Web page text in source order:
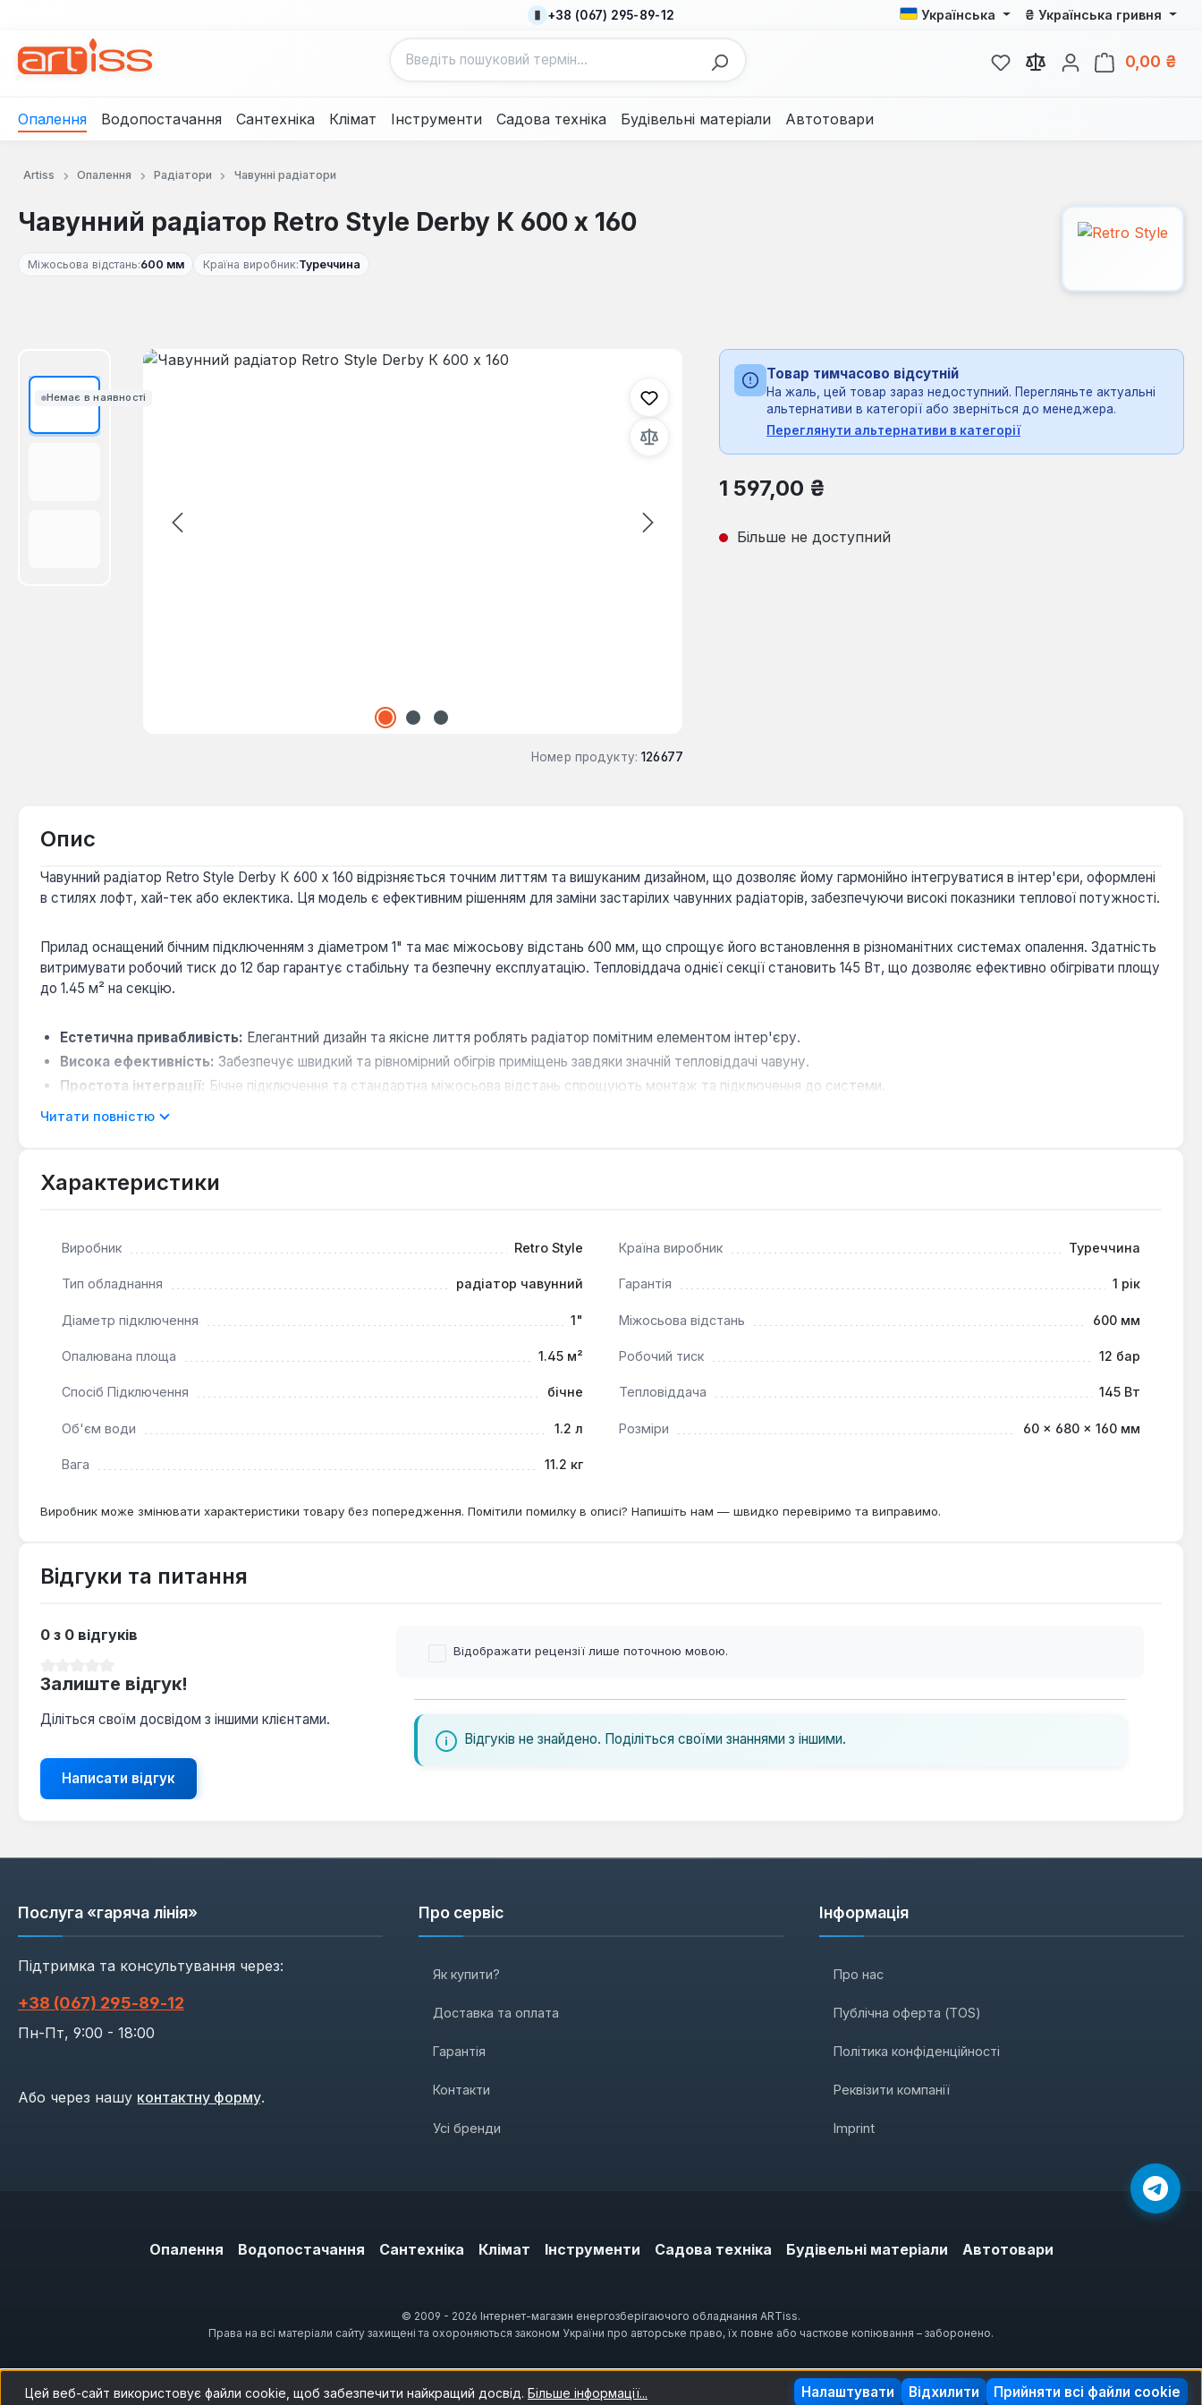
+38 (067) 295-89-12 Українська ₴ Українська гривня
У вас є 0 у списку бажань
0,00 ₴
Опалення Водопостачання Сантехніка Клімат Інструменти Садова техніка Будівельні матеріали Автотовари
Artiss Опалення Радіатори Чавунні радіатори
Чавунний радіатор Retro Style Derby К 600 x 160
Міжосьова відстань:600 мм Країна виробник:Туреччина
Немає в наявності
Пропустити галерею зображень
Номер продукту: 126677
Товар тимчасово відсутній
На жаль, цей товар зараз недоступний. Перегляньте актуальні
альтернативи в категорії або зверніться до менеджера.
Переглянути альтернативи в категорії
Звичайна ціна:
1 597,00 ₴
Більше не доступний
Опис
Чавунний радіатор Retro Style Derby К 600 x 160 відрізняється точним литтям та вишуканим дизайном, що дозволяє йому гармонійно інтегруватися в інтер'єри, оформлені
в стилях лофт, хай-тек або еклектика. Ця модель є ефективним рішенням для заміни застарілих чавунних радіаторів, забезпечуючи високі показники теплової потужності.
Прилад оснащений бічним підключенням з діаметром 1" та має міжосьову відстань 600 мм, що спрощує його встановлення в різноманітних системах опалення. Здатність
витримувати робочий тиск до 12 бар гарантує стабільну та безпечну експлуатацію. Тепловіддача однієї секції становить 145 Вт, що дозволяє ефективно обігрівати площу
до 1.45 м² на секцію.
Естетична привабливість: Елегантний дизайн та якісне лиття роблять радіатор помітним елементом інтер'єру.
Висока ефективність: Забезпечує швидкий та рівномірний обігрів приміщень завдяки значній тепловіддачі чавуну.
Простота інтеграції: Бічне підключення та стандартна міжосьова відстань спрощують монтаж та підключення до системи.
Довговічність та надійність:
вимогами до естетики та ефективності опалення. Він підходить для створення комфортного мікроклімату в просторах з різними архітектурними рішеннями.
Читати повністю
Характеристики
Виробник Retro Style Країна виробник Туреччина
Тип обладнання радіатор чавунний Гарантія 1 рік
Діаметр підключення 1" Міжосьова відстань 600 мм
Опалювана площа 1.45 м² Робочий тиск 12 бар
Спосіб Підключення бічне Тепловіддача 145 Вт
Об'єм води 1.2 л Розміри 60 × 680 × 160 мм
Вага 11.2 кг
Виробник може змінювати характеристики товару без попередження. Помітили помилку в описі? Напишіть нам — швидко перевіримо та виправимо.
Відгуки та питання
0 з 0 відгуків
Залиште відгук!
Діліться своїм досвідом з іншими клієнтами.
Написати відгук
Відображати рецензії лише поточною мовою.
Відгуків не знайдено. Поділіться своїми знаннями з іншими.
Послуга «гаряча лінія»
Підтримка та консультування через:
+38 (067) 295‑89‑12
Пн-Пт, 9:00 - 18:00
Або через нашу контактну форму.
Про сервіс
Як купити?
Доставка та оплата
Гарантія
Контакти
Усі бренди
Інформація
Про нас
Публічна оферта (TOS)
Політика конфіденційності
Реквізити компанії
Imprint
Опалення Водопостачання Сантехніка Клімат Інструменти Садова техніка Будівельні матеріали Автотовари
© 2009 - 2026 Інтернет-магазин енергозберігаючого обладнання ARTiss.
Права на всі матеріали сайту захищені та охороняються законом України про авторське право, їх повне або часткове копіювання – заборонено.
Цей веб-сайт використовує файли cookie, щоб забезпечити найкращий досвід. Більше інформації... Відхилити
Налаштувати Прийняти всі файли cookie